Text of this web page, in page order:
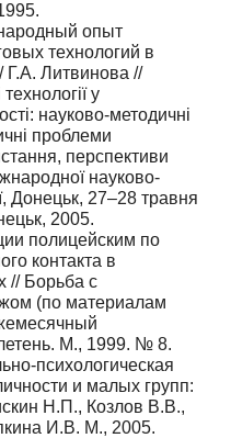
опыт
технологий в
Г.А. Литвинова //
у
науково-методичні
проблеми
перспективи
науково-
Донецьк, 27–28 травня
2005.
полицейским по
контакта в
// Борьба с
(по материалам
М., 1999. № 8.
психологическая
и малых групп:
Н.П., Козлов В.В.,
И.В. М., 2005.